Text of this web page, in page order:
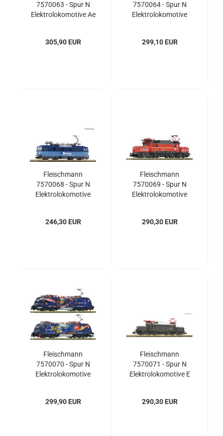
7570063 - Spur N
Elektrolokomotive Ae
305,90 EUR
7570064 - Spur N
Elektrolokomotive
299,10 EUR
Fleischmann
7570068 - Spur N
Elektrolokomotive
246,30 EUR
Fleischmann
7570069 - Spur N
Elektrolokomotive
290,30 EUR
Fleischmann
7570070 - Spur N
Elektrolokomotive
299,90 EUR
Fleischmann
7570071 - Spur N
Elektrolokomotive E
290,30 EUR